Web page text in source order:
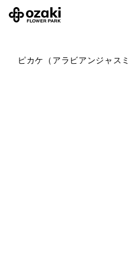
ピカケ（アラビアンジャス